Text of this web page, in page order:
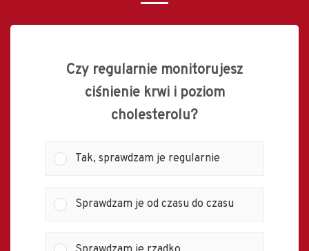
Czy regularnie monitorujesz
ciśnienie krwi i poziom
cholesterolu?
Tak, sprawdzam je regularnie
Sprawdzam je od czasu do czasu